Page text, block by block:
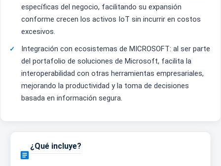
específicas del negocio, facilitando su expansión
conforme crecen los activos IoT sin incurrir en costos
excesivos.
Integración con ecosistemas de MICROSOFT: al ser parte
del portafolio de soluciones de Microsoft, facilita la
interoperabilidad con otras herramientas empresariales,
mejorando la productividad y la toma de decisiones
basada en información segura.

¿Qué incluye?